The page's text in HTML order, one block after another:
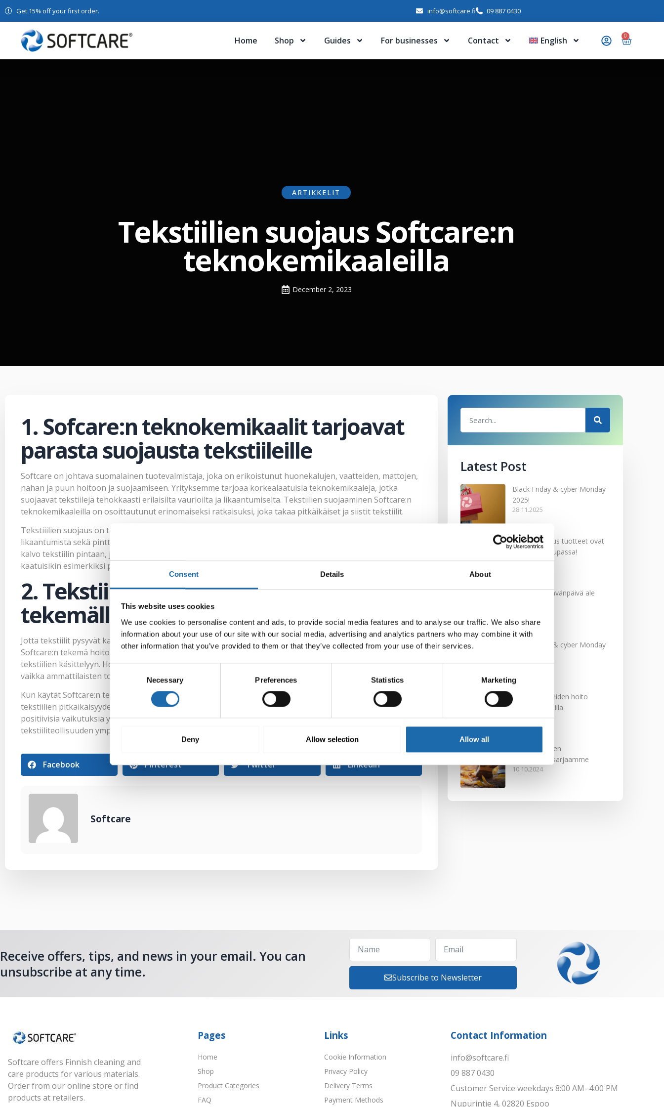
Consent Details About
This website uses cookies
We use cookies to personalise content and ads, to provide social media features and to analyse our traffic. We also share
information about your use of our site with our social media, advertising and analytics partners who may combine it with
other information that you’ve provided to them or that they’ve collected from your use of their services.
Consent
Selection
Necessary Preferences Statistics Marketing
Deny Allow selection Allow all
Get 15% off your first order. info@softcare.fi 09 887 0430
Home Shop Guides For businesses Contact English 0
ARTIKKELIT
Tekstiilien suojaus Softcare:n
teknokemikaaleilla
December 2, 2023
1. Sofcare:n teknokemikaalit tarjoavat
parasta suojausta tekstiileille
Softcare on johtava suomalainen tuotevalmistaja, joka on erikoistunut huonekalujen, vaatteiden, mattojen,
nahan ja puun hoitoon ja suojaamiseen. Yrityksemme tarjoaa korkealaatuisia teknokemikaaleja, jotka
suojaavat tekstiilejä tehokkaasti erilaisilta vaurioilta ja likaantumiselta. Tekstiilien suojaaminen Softcare:n
teknokemikaaleilla on osoittautunut erinomaiseksi ratkaisuksi, joka takaa pitkäikäiset ja siistit tekstiilit.
Tekstiiilien suojaus on tärkeää, sillä se auttaa säilyttämään niiden alkuperäisen kauneuden ja estää
likaantumista sekä pinttymistä. Softcare:n teknokemikaalien avulla voidaan muodostaa erittäin suojaava
kalvo tekstiilin pintaan, joka hylkii nesteitä, rasvoja ja likaa. Näin tekstiilit eivät vahingoitu, vaikka niihin
kaatuisikin esimerkiksi punaviiniä tai kahvia.
2. Tekstiilien suojaus Softcare:n
tekemällä hoito-ohjelmalla
Jotta tekstiilit pysyvät kauniina pitkään, on tärkeää noudattaa oikeita hoito-ohjeita niiden suojaamiseksi.
Softcare:n tekemä hoito-ohjelma sisältää tehokkaita teknokemikaaleja sekä kattavan ohjeistuksen
tekstiilien käsittelyyn. Hoito-ohjelman avulla pystyt tekemään suojaamisprosessin vaivattomasti kotona tai
vaikka ammattilaisten toimesta.
Kun käytät Softcare:n tekemiä teknokemikaaleja ja seuraat hoito-ohjeita huolellisesti, voit olla varma
tekstiilien pitkäikäisyydestä ja niiden säilyttämästä alkuperäisestä ulkonäöstä. Hoito-ohjelmalla on myös
positiivisia vaikutuksia ympäristöön, sillä säännöllinen suojaus vähentää tekstiilien uusimista ja siten myös
tekstiiliteollisuuden ympäristövaikutuksia.
Facebook Pinterest Twitter LinkedIn
Softcare
Latest Post
Black Friday & cyber Monday
2025!
28.11.2025
Kevään uutuus tuotteet ovat
nyt verkkokaupassa!
10.03.2025
Softcare Ystävänpäivä ale
Black Friday & cyber Monday
29.11.2024
Nahkakalusteiden hoito
Softcare aineilla
30.10.2024
Tutustu uuteen
kengänhoitosarjaamme
10.10.2024
Receive offers, tips, and news in your email. You can
unsubscribe at any time.
Subscribe to Newsletter
Softcare offers Finnish cleaning and
care products for various materials.
Order from our online store or find
products at retailers.
Pages
Home
Shop
Product Categories
FAQ
Links
Cookie Information
Privacy Policy
Delivery Terms
Payment Methods
Contact Information
info@softcare.fi
09 887 0430
Customer Service weekdays 8:00 AM–4:00 PM
Nupurintie 4, 02820 Espoo